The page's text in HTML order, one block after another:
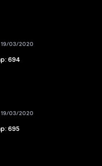
19/03/2020
694
19/03/2020
695